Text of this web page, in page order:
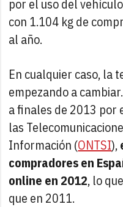
por el uso del
con 1.104 kg de
al año.
En cualquier caso, la
empezando a
a finales de 2013 por
las
Información (ONTSI),
compradores en
online en 2012, lo
que en 2011.